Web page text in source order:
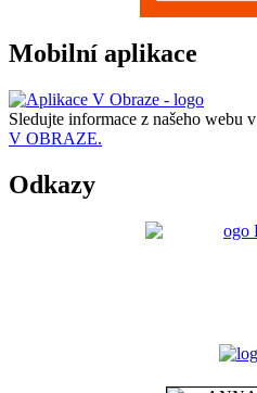
Mobilní aplikace
Sledujte informace z našeho webu v
V OBRAZE.
Odkazy